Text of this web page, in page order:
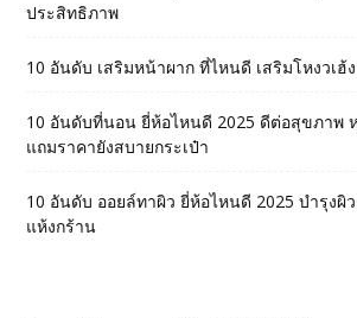
ประสิทธิภาพ
10 อันดับ เสริมหน้าผาก ที่ไหนดี เสริมโหงวเฮ้
10 อันดับที่นอน ยี่ห้อไหนดี 2025 ดีต่อสุขภาพ
แถมราคายังสบายกระเป๋า
10 อันดับ ออยล์ทาผิว ยี่ห้อไหนดี 2025 บำรุง
แห้งกร้าน